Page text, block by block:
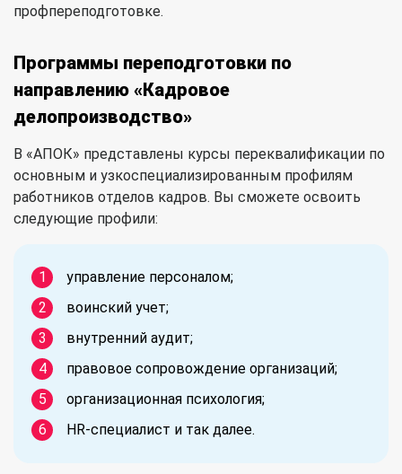
профпереподготовке.
Программы переподготовки по
направлению «Кадровое
делопроизводство»
В «АПОК» представлены курсы переквалификации по
основным и узкоспециализированным профилям
работников отделов кадров. Вы сможете освоить
следующие профили:
управление персоналом;
воинский учет;
внутренний аудит;
правовое сопровождение организаций;
организационная психология;
HR-специалист и так далее.